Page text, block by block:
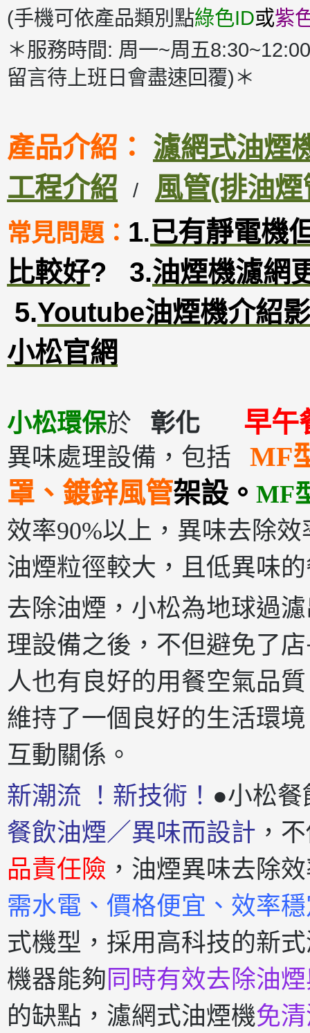
(手機可依產品類別點綠色ID或紫
＊服務時間: 周一~周五
留言待上班日會盡速回覆)＊
產品介紹： 濾網式油煙
工程介紹
/ 風管(排油煙
常見問題： 1.已有靜電機
比較好? 3.油煙機濾網
5.Youtube油煙機介紹
小松官網
小松環保於 彰化 早
異味處理設備，包括 MF
罩、鍍鋅風管架設。 MF
效率90%以上，異味去除
油煙粒徑較大，且低異味
去除油煙，小松為地球過
理設備之後，不但避免了
人也有良好的用餐空氣品
維持了一個良好的生活環
互動關係。
新潮流 ！新技術！ ●小松餐
餐飲油煙／異味而設計 ，
品責任險 ，油煙異味去除
需水電、價格便宜、效率
式機型，採用高科技的新
機器能夠 同時有效去除油
的缺點，濾網式油煙機免